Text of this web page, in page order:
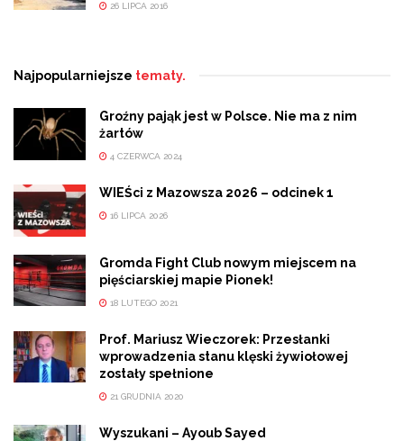
26 LIPCA 2016
Najpopularniejsze tematy.
Groźny pająk jest w Polsce. Nie ma z nim
żartów
4 CZERWCA 2024
WIEŚci z Mazowsza 2026 – odcinek 1
16 LIPCA 2026
Gromda Fight Club nowym miejscem na
pięściarskiej mapie Pionek!
18 LUTEGO 2021
Prof. Mariusz Wieczorek: Przesłanki
wprowadzenia stanu klęski żywiołowej
zostały spełnione
21 GRUDNIA 2020
Wyszukani – Ayoub Sayed